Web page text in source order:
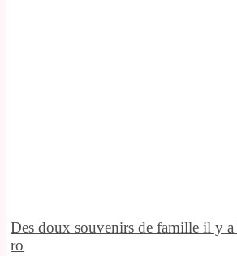
Des doux souvenirs de famille il y a
ro